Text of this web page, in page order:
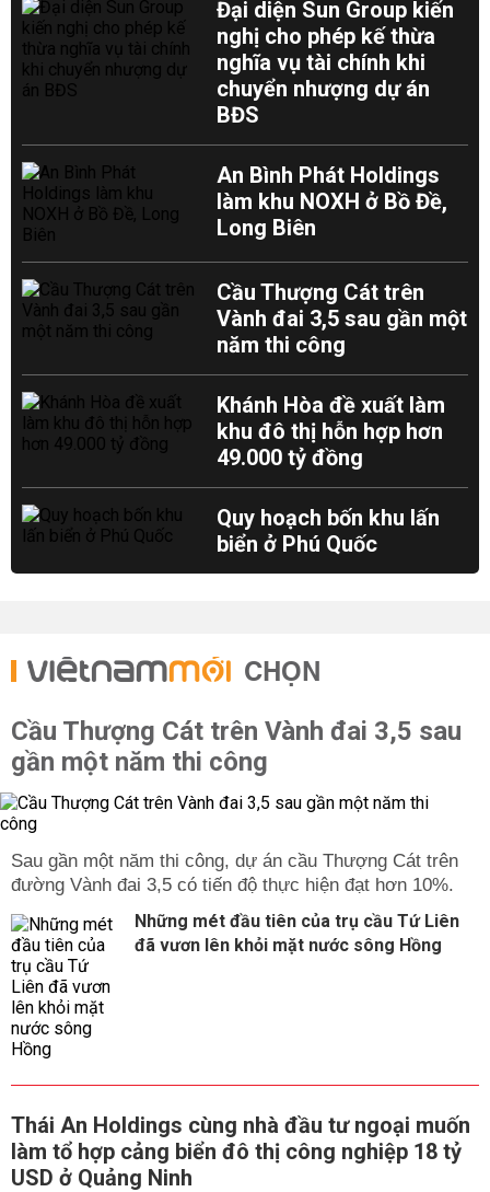
Đại diện Sun Group kiến
nghị cho phép kế thừa
nghĩa vụ tài chính khi
chuyển nhượng dự án
BĐS
An Bình Phát Holdings
làm khu NOXH ở Bồ Đề,
Long Biên
Cầu Thượng Cát trên
Vành đai 3,5 sau gần một
năm thi công
Khánh Hòa đề xuất làm
khu đô thị hỗn hợp hơn
49.000 tỷ đồng
Quy hoạch bốn khu lấn
biển ở Phú Quốc
CHỌN
Cầu Thượng Cát trên Vành đai 3,5 sau
gần một năm thi công
Sau gần một năm thi công, dự án cầu Thượng Cát trên
đường Vành đai 3,5 có tiến độ thực hiện đạt hơn 10%.
Những mét đầu tiên của trụ cầu Tứ Liên
đã vươn lên khỏi mặt nước sông Hồng
Thái An Holdings cùng nhà đầu tư ngoại muốn
làm tổ hợp cảng biển đô thị công nghiệp 18 tỷ
USD ở Quảng Ninh